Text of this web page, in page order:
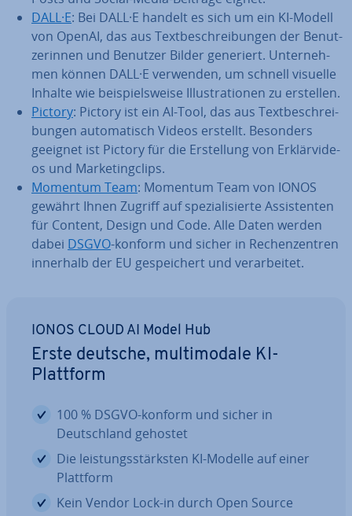
DALL·E: Bei DALL·E handelt es sich um ein KI-Modell
von OpenAI, das aus Text­be­schrei­bun­gen der Be­nut­
ze­rin­nen und Benutzer Bilder generiert. Un­ter­neh­
men können DALL·E verwenden, um schnell visuelle
Inhalte wie bei­spiels­wei­se Il­lus­tra­tio­nen zu erstellen.
Pictory: Pictory ist ein AI-Tool, das aus Text­be­schrei­
bun­gen au­to­ma­tisch Videos erstellt. Besonders
geeignet ist Pictory für die Er­stel­lung von Er­klär­vi­de­
os und Mar­ke­ting­clips.
Momentum Team: Momentum Team von IONOS
gewährt Ihnen Zugriff auf spe­zia­li­sier­te As­sis­ten­ten
für Content, Design und Code. Alle Daten werden
dabei DSGVO-konform und sicher in Re­chen­zen­tren
innerhalb der EU ge­spei­chert und ver­ar­bei­tet.
IONOS CLOUD AI Model Hub
Erste deutsche, mul­ti­mo­da­le KI-
Plattform
100 % DSGVO-konform und sicher in
Deutsch­land gehostet
Die leis­tungs­stärks­ten KI-Modelle auf einer
Plattform
Kein Vendor Lock-in durch Open Source